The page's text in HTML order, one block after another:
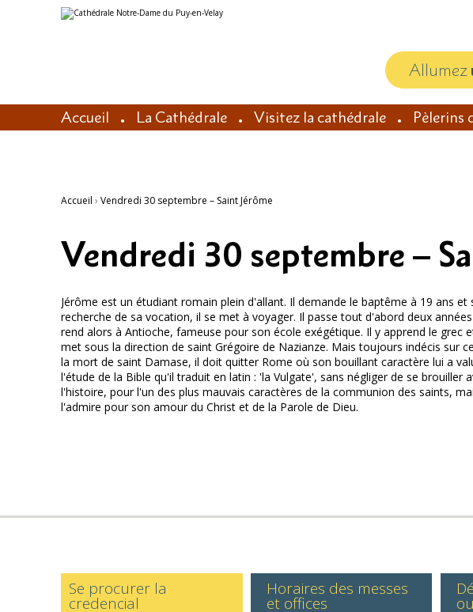
Aller
au
Outils
personnels
Allumez
Accueil La Cathédrale Visitez la cathédrale Pèlerins
Accueil › Vendredi 30 septembre – Saint Jérôme
Vendredi 30 septembre –
Jérôme est un étudiant romain plein d'allant. Il demande le baptême à 19 ans
recherche de sa vocation, il se met à voyager. Il passe tout d'abord deux
rend alors à Antioche, fameuse pour son école exégétique. Il y apprend le
met sous la direction de saint Grégoire de Nazianze. Mais toujours indécis sur
la mort de saint Damase, il doit quitter Rome où son bouillant caractère lui a
l'étude de la Bible qu'il traduit en latin : 'la Vulgate', sans négliger de se
l'histoire, pour l'un des plus mauvais caractères de la communion des saints,
l'admire pour son amour du Christ et de la Parole de Dieu.
Se procurer la
credencial
Horaires des messes
et offices